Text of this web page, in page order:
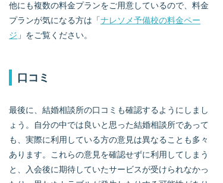
他にも複数の料金プランをご用意しているので、料金
プランが気になる方は「ナレソメ予備校の料金ペー
ジ 」をご覧ください。
口コミ
最後に、結婚相談所の口コミも確認するようにしまし
ょう。自分の中では良いと思った結婚相談所であって
も、実際に利用している方の意見は異なることも多々
あります。これらの意見を確認せずに利用してしまう
と、入会後に期待していたサービスが受けられなかっ